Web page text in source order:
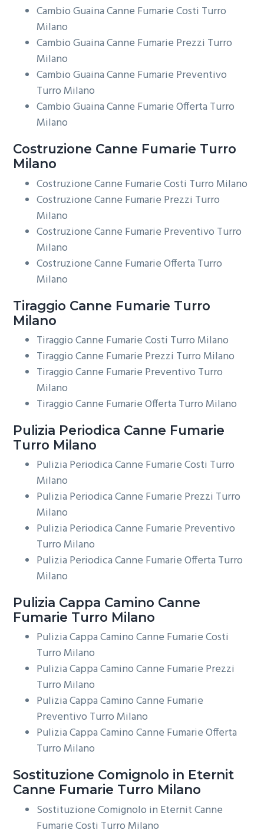
Cambio Guaina Canne Fumarie Costi Turro
Milano
Cambio Guaina Canne Fumarie Prezzi Turro
Milano
Cambio Guaina Canne Fumarie Preventivo
Turro Milano
Cambio Guaina Canne Fumarie Offerta Turro
Milano
Costruzione Canne Fumarie Turro
Milano
Costruzione Canne Fumarie Costi Turro Milano
Costruzione Canne Fumarie Prezzi Turro
Milano
Costruzione Canne Fumarie Preventivo Turro
Milano
Costruzione Canne Fumarie Offerta Turro
Milano
Tiraggio Canne Fumarie Turro
Milano
Tiraggio Canne Fumarie Costi Turro Milano
Tiraggio Canne Fumarie Prezzi Turro Milano
Tiraggio Canne Fumarie Preventivo Turro
Milano
Tiraggio Canne Fumarie Offerta Turro Milano
Pulizia Periodica Canne Fumarie
Turro Milano
Pulizia Periodica Canne Fumarie Costi Turro
Milano
Pulizia Periodica Canne Fumarie Prezzi Turro
Milano
Pulizia Periodica Canne Fumarie Preventivo
Turro Milano
Pulizia Periodica Canne Fumarie Offerta Turro
Milano
Pulizia Cappa Camino Canne
Fumarie Turro Milano
Pulizia Cappa Camino Canne Fumarie Costi
Turro Milano
Pulizia Cappa Camino Canne Fumarie Prezzi
Turro Milano
Pulizia Cappa Camino Canne Fumarie
Preventivo Turro Milano
Pulizia Cappa Camino Canne Fumarie Offerta
Turro Milano
Sostituzione Comignolo in Eternit
Canne Fumarie Turro Milano
Sostituzione Comignolo in Eternit Canne
Fumarie Costi Turro Milano